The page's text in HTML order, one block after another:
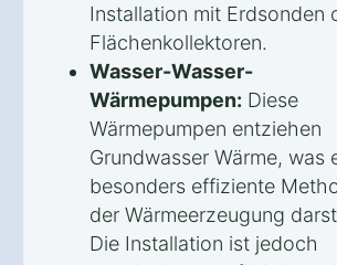
Installation mit Erdsonden
Flächenkollektoren.
Wasser-Wasser-
Wärmepumpen: Diese
Wärmepumpen entziehen
Grundwasser Wärme, was
besonders effiziente
der Wärmeerzeugung
Die Installation ist jedoch